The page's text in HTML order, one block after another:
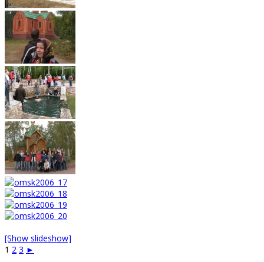
[Show slideshow]
1 2 3 ►